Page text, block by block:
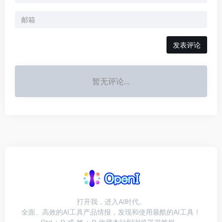
发表评论
暂无评论...
打开我，进入AI时代。
全面、高效的AI工具产品情报，发现和使用最酷的AI工具！